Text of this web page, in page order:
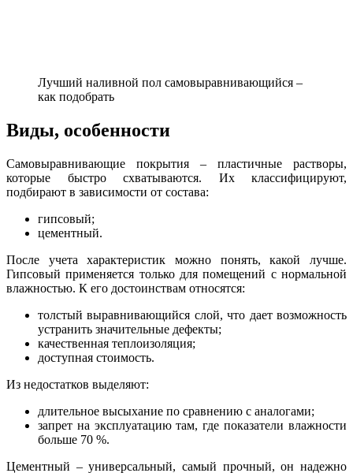
Лучший наливной пол самовыравнивающийся –
как подобрать
Виды, особенности
Самовыравнивающие покрытия – пластичные растворы,
которые быстро схватываются. Их классифицируют,
подбирают в зависимости от состава:
гипсовый;
цементный.
После учета характеристик можно понять, какой лучше.
Гипсовый применяется только для помещений с нормальной
влажностью. К его достоинствам относятся:
толстый выравнивающийся слой, что дает возможность
устранить значительные дефекты;
качественная теплоизоляция;
доступная стоимость.
Из недостатков выделяют:
длительное высыхание по сравнению с аналогами;
запрет на эксплуатацию там, где показатели влажности
больше 70 %.
Цементный – универсальный, самый прочный, он надежно